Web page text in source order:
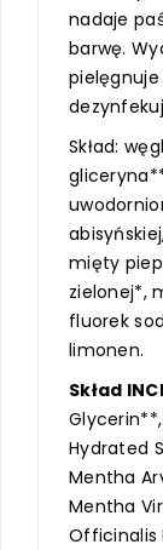
nadaje
barwę.
pielęgnuje
Skład:
mięty
zielonej*,
fluorek
limonen.
Skład INCI
Hydrated
Mentha
Mentha
Officinalis